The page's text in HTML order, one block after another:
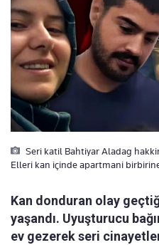
Seri katil Bahtiyar Aladag
Elleri kan içinde apartmani
Kan donduran olay
yaşandı. Uyuşturucu
ev gezerek seri